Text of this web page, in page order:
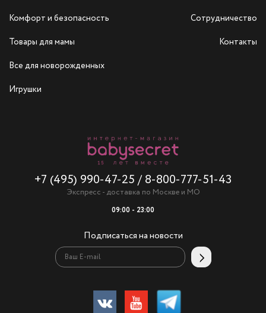
Комфорт и безопасность
Товары для мамы
Все для новорожденных
Игрушки
+7 (495) 990-47-25 / 8-800-777-51-43
Экспресс - доставка по Москве и МО
09:00 - 23:00
Подписаться на новости
Сотрудничество
Контакты